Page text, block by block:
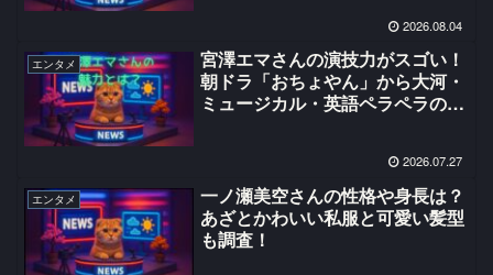
2026.08.04
エンタメ
宮澤エマさんの演技力がスゴい！
朝ドラ「おちょやん」から大河・
ミュージカル・英語ペラペラの理
クション」など話題作も紹介2026.07.27
エンタメ
一ノ瀬美空さんの性格や身長は？
あざとかわいい私服と可愛い髪型
も調査！